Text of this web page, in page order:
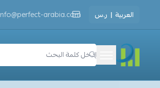
العربية | ر.س arabia.com
مثالية النظافة